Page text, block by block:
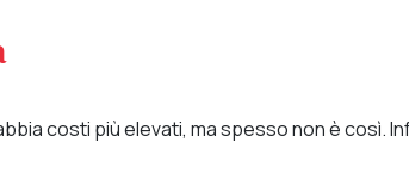
costi più elevati, ma spesso non è così.